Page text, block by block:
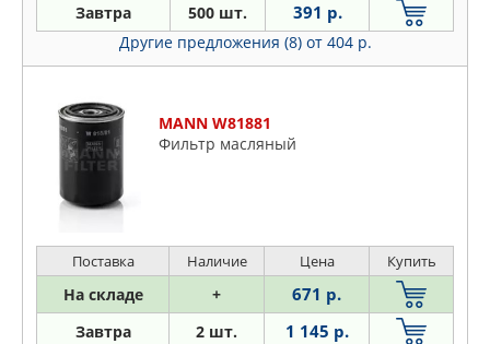
Завтра 500 шт. 391 р.
Другие предложения (8) от 404 р.
MANN W81881
Фильтр масляный
Поставка Наличие Цена Купить
На складе + 671 р.
Завтра 2 шт. 1 145 р.